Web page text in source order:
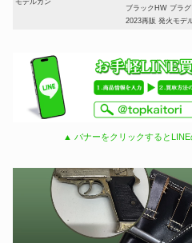
モデルガン
ブラックHW プラ
2023再販 発火モデ
▲ バナーをクリックするとLINE